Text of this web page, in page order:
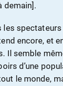
demain].
les
encore, et
Il semble
d’une
le monde,